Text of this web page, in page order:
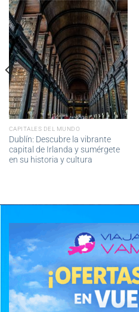
CAPITALES DEL MUNDO
Dublín: Descubre la vibrante
capital de Irlanda y sumérgete
en su historia y cultura